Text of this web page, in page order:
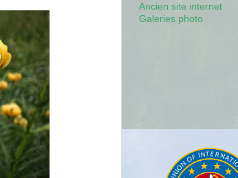
Ancien site internet
Galeries photo